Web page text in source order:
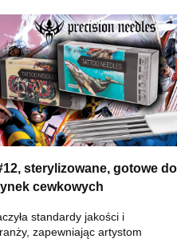
sterylizowane, gotowe do
cewkowych
standardy jakości i
zapewniając artystom